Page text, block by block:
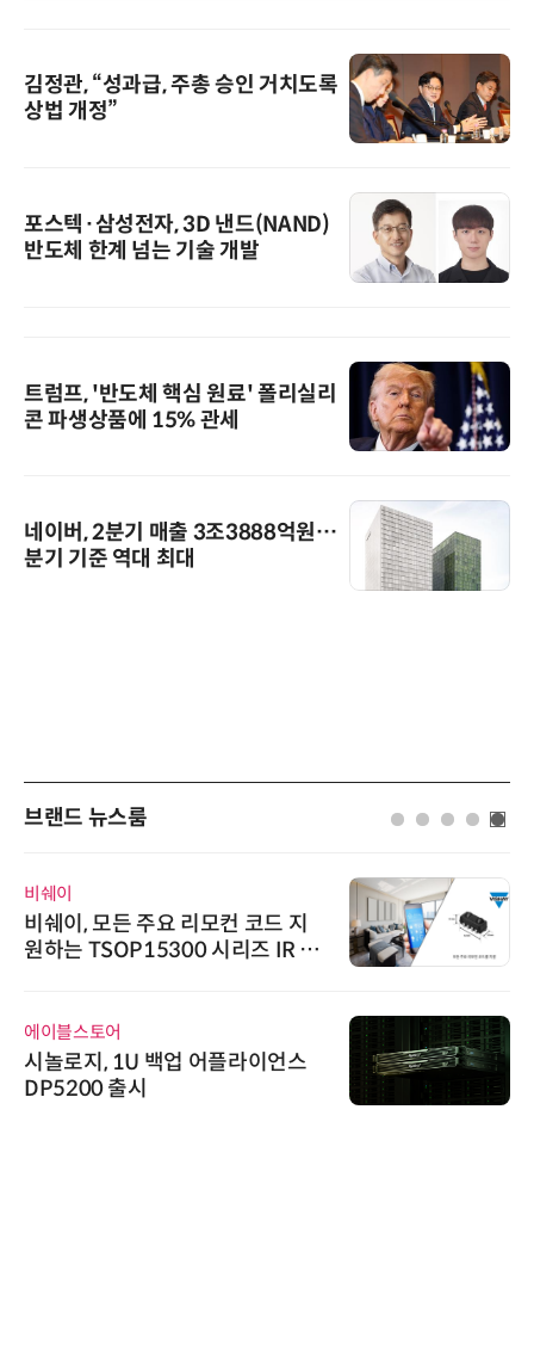
김정관, “성과급, 주총 승인 거치도록
상법 개정”
포스텍·삼성전자, 3D 낸드(NAND)
반도체 한계 넘는 기술 개발
트럼프, '반도체 핵심 원료' 폴리실리
콘 파생상품에 15% 관세
네이버, 2분기 매출 3조3888억원…
분기 기준 역대 최대
브랜드 뉴스룸
비쉐이
비쉐이, 모든 주요 리모컨 코드 지
원하는 TSOP15300 시리즈 IR 수
에이블스토어
시놀로지, 1U 백업 어플라이언스
DP5200 출시